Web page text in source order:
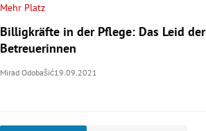
Mehr Platz
Billigkräfte in der Pflege: Das Leid der
Betreuerinnen
Mirad Odobašić19.09.2021